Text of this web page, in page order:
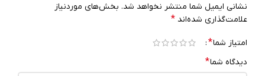
نشانی ایمیل شما منتشر نخواهد شد. بخش‌های موردنیاز
علامت‌گذاری شده‌اند *
امتیاز شما*
دیدگاه شما*